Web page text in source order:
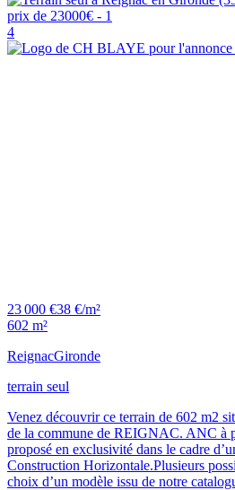
4
23 000 €38 €/m²
602 m²
ReignacGironde
terrain seul
Venez découvrir ce terrain de 602 m2
de la commune de REIGNAC. ANC à
proposé en exclusivité dans le cadre
Construction Horizontale.Plusieurs
choix d’un modèle issu de notre